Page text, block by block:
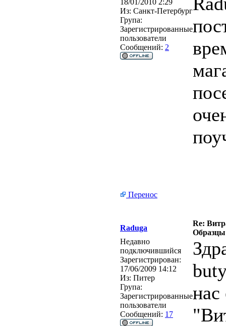
18/01/2010 2:29
Из: Санкт-Петербург
Група:
Зарегистрированные
пользователи
Сообщений: 2
Перенос
Raduga
Re:
Образцы
Недавно
подключившийся
Зарегистрирован:
17/06/2009 14:12
Из: Питер
Група:
Зарегистрированные
пользователи
Сообщений: 17
нас